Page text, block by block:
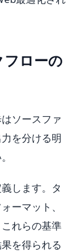
ローの
ソースファ
を分ける明
します。タ
ーマット、
れらの基準
を得られる